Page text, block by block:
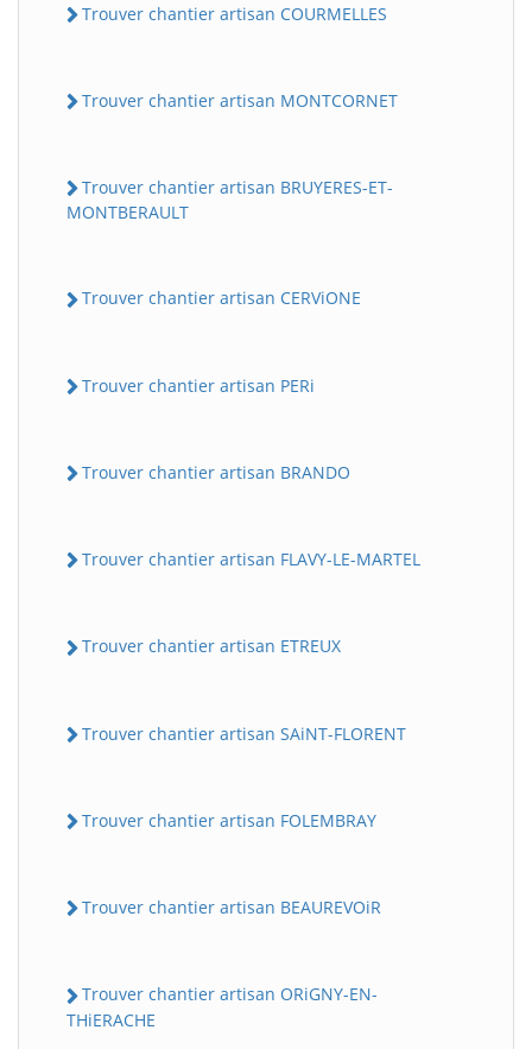
Trouver chantier artisan COURMELLES
Trouver chantier artisan MONTCORNET
Trouver chantier artisan BRUYERES-ET-
MONTBERAULT
Trouver chantier artisan CERViONE
Trouver chantier artisan PERi
Trouver chantier artisan BRANDO
Trouver chantier artisan FLAVY-LE-MARTEL
Trouver chantier artisan ETREUX
Trouver chantier artisan SAiNT-FLORENT
Trouver chantier artisan FOLEMBRAY
Trouver chantier artisan BEAUREVOiR
Trouver chantier artisan ORiGNY-EN-
THiERACHE